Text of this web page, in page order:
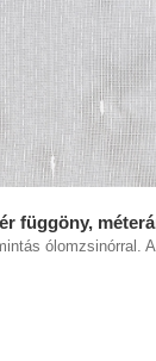
függöny,
ólomzsinórral.